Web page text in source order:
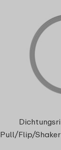
Pull/Flip/